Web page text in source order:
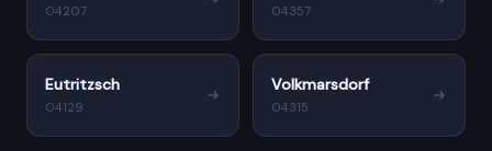
04207 04357
Eutritzsch
04129
Volkmarsdorf
04315